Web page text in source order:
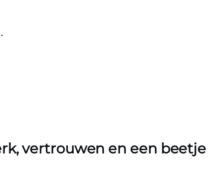
vertrouwen en een beetje